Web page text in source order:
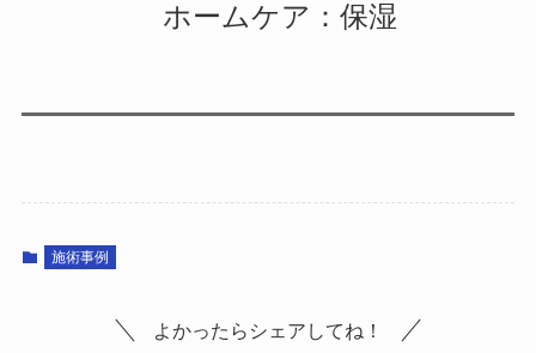
ホームケア：保湿
施術事例
よかったらシェアしてね！